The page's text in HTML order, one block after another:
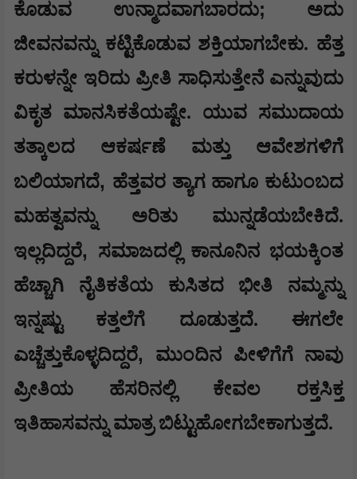
ಕೊಡುವ ಉನ್ಮಾದವಾಗಬಾರದು; ಅದು
ಜೀವನವನ್ನು ಕಟ್ಟಿಕೊಡುವ ಶಕ್ತಿಯಾಗಬೇಕು. ಹೆತ್ತ
ಕರುಳನ್ನೇ ಇರಿದು ಪ್ರೀತಿ ಸಾಧಿಸುತ್ತೇನೆ ಎನ್ನುವುದು
ವಿಕೃತ ಮಾನಸಿಕತೆಯಷ್ಟೇ. ಯುವ ಸಮುದಾಯ
ತತ್ಕಾಲದ ಆಕರ್ಷಣೆ ಮತ್ತು ಆವೇಶಗಳಿಗೆ
ಬಲಿಯಾಗದೆ, ಹೆತ್ತವರ ತ್ಯಾಗ ಹಾಗೂ ಕುಟುಂಬದ
ಮಹತ್ವವನ್ನು ಅರಿತು ಮುನ್ನಡೆಯಬೇಕಿದೆ.
ಇಲ್ಲದಿದ್ದರೆ, ಸಮಾಜದಲ್ಲಿ ಕಾನೂನಿನ ಭಯಕ್ಕಿಂತ
ಹೆಚ್ಚಾಗಿ ನೈತಿಕತೆಯ ಕುಸಿತದ ಭೀತಿ ನಮ್ಮನ್ನು
ಇನ್ನಷ್ಟು ಕತ್ತಲೆಗೆ ದೂಡುತ್ತದೆ. ಈಗಲೇ
ಎಚ್ಚೆತ್ತುಕೊಳ್ಳದಿದ್ದರೆ, ಮುಂದಿನ ಪೀಳಿಗೆಗೆ ನಾವು
ಪ್ರೀತಿಯ ಹೆಸರಿನಲ್ಲಿ ಕೇವಲ ರಕ್ತಸಿಕ್ತ
ಇತಿಹಾಸವನ್ನು ಮಾತ್ರ ಬಿಟ್ಟುಹೋಗಬೇಕಾಗುತ್ತದೆ.